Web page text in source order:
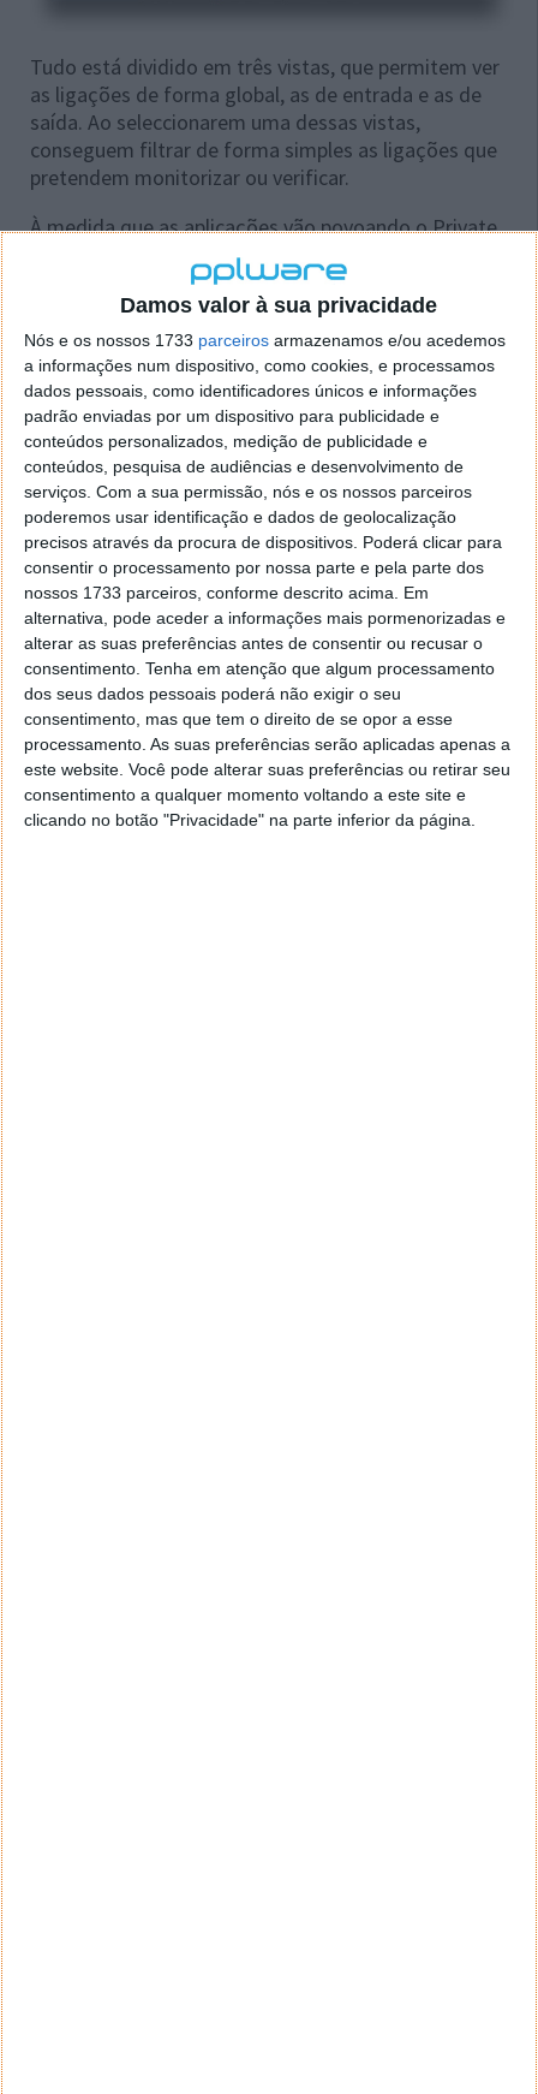
Damos valor à sua privacidade
Nós e os nossos 1733 parceiros armazenamos e/ou acedemos
a informações num dispositivo, como cookies, e processamos
dados pessoais, como identificadores únicos e informações
padrão enviadas por um dispositivo para publicidade e
conteúdos personalizados, medição de publicidade e
conteúdos, pesquisa de audiências e desenvolvimento de
serviços. Com a sua permissão, nós e os nossos parceiros
poderemos usar identificação e dados de geolocalização
precisos através da procura de dispositivos. Poderá clicar para
consentir o processamento por nossa parte e pela parte dos
nossos 1733 parceiros, conforme descrito acima. Em
alternativa, pode aceder a informações mais pormenorizadas e
alterar as suas preferências antes de consentir ou recusar o
consentimento. Tenha em atenção que algum processamento
dos seus dados pessoais poderá não exigir o seu
consentimento, mas que tem o direito de se opor a esse
processamento. As suas preferências serão aplicadas apenas a
este website. Você pode alterar suas preferências ou retirar seu
consentimento a qualquer momento voltando a este site e
clicando no botão "Privacidade" na parte inferior da página.
Tudo está dividido em três vistas, que permitem ver
as ligações de forma global, as de entrada e as de
saída. Ao seleccionarem uma dessas vistas,
conseguem filtrar de forma simples as ligações que
pretendem monitorizar ou verificar.
À medida que as aplicações vão povoando o Private
Eye com as suas ligações, estas aparecem do lado
esquerdo da sua interface. Basta que cliquem numa
delas para aplicarem um filtro e verem apenas as
ligações associadas a essa aplicação.
De notar que estes filtros não podem ser acumulado
e ao seleccionarem um novo o anterior é removido.
Usem o Private Eye para terem uma noção exacta
das ligações que a vossa máquina está a fazer ou a